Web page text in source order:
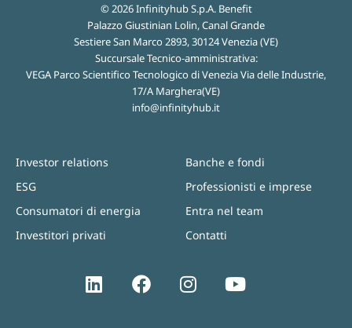
© 2026 Infinityhub S.p.A. Benefit
Palazzo Giustinian Lolin, Canal Grande
Sestiere San Marco 2893, 30124 Venezia (VE)
Succursale Tecnico-amministrativa:
VEGA Parco Scientifico Tecnologico di Venezia Via delle Industrie,
17/A Marghera(VE)
info@infinityhub.it
Investor relations
ESG
Consumatori di energia
Investitori privati
Banche e fondi
Professionisti e imprese
Entra nel team
Contatti